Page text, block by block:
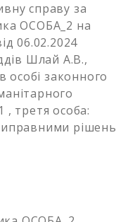
справу за
ОСОБА_2 на
06.02.2024
Шлай А.В.,
законного
, третя особа:
рішень